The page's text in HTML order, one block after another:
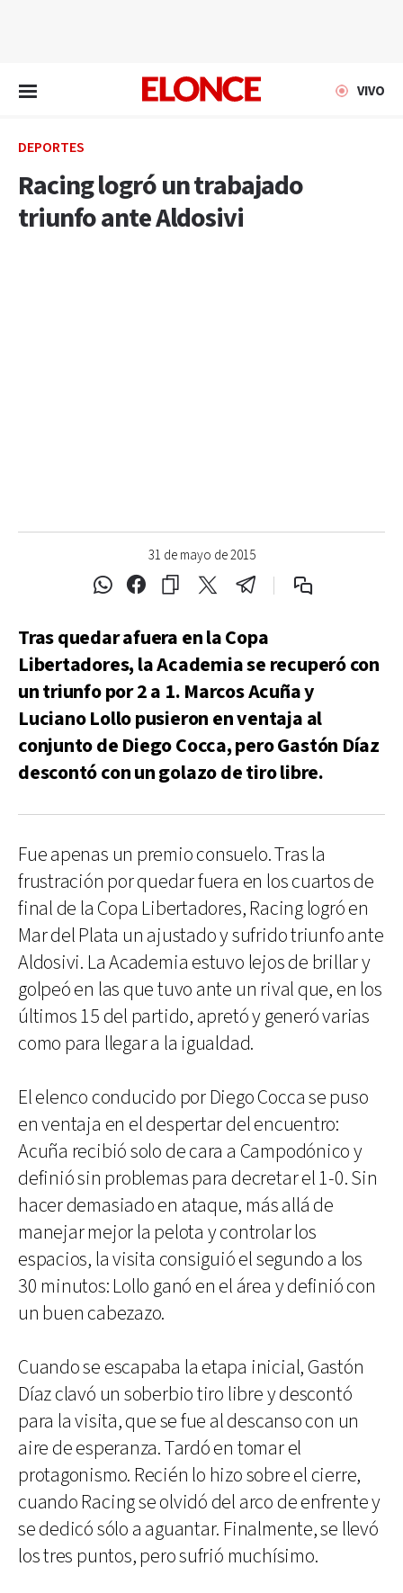
VIVO
DEPORTES
Racing logró un trabajado
triunfo ante Aldosivi
31 de mayo de 2015
Tras quedar afuera en la Copa
Libertadores, la Academia se recuperó con
un triunfo por 2 a 1. Marcos Acuña y
Luciano Lollo pusieron en ventaja al
conjunto de Diego Cocca, pero Gastón Díaz
descontó con un golazo de tiro libre.
Fue apenas un premio consuelo. Tras la
frustración por quedar fuera en los cuartos de
final de la Copa Libertadores, Racing logró en
Mar del Plata un ajustado y sufrido triunfo ante
Aldosivi. La Academia estuvo lejos de brillar y
golpeó en las que tuvo ante un rival que, en los
últimos 15 del partido, apretó y generó varias
como para llegar a la igualdad.
El elenco conducido por Diego Cocca se puso
en ventaja en el despertar del encuentro:
Acuña recibió solo de cara a Campodónico y
definió sin problemas para decretar el 1-0. Sin
hacer demasiado en ataque, más allá de
manejar mejor la pelota y controlar los
espacios, la visita consiguió el segundo a los
30 minutos: Lollo ganó en el área y definió con
un buen cabezazo.
Cuando se escapaba la etapa inicial, Gastón
Díaz clavó un soberbio tiro libre y descontó
para la visita, que se fue al descanso con un
aire de esperanza. Tardó en tomar el
protagonismo. Recién lo hizo sobre el cierre,
cuando Racing se olvidó del arco de enfrente y
se dedicó sólo a aguantar. Finalmente, se llevó
los tres puntos, pero sufrió muchísimo.